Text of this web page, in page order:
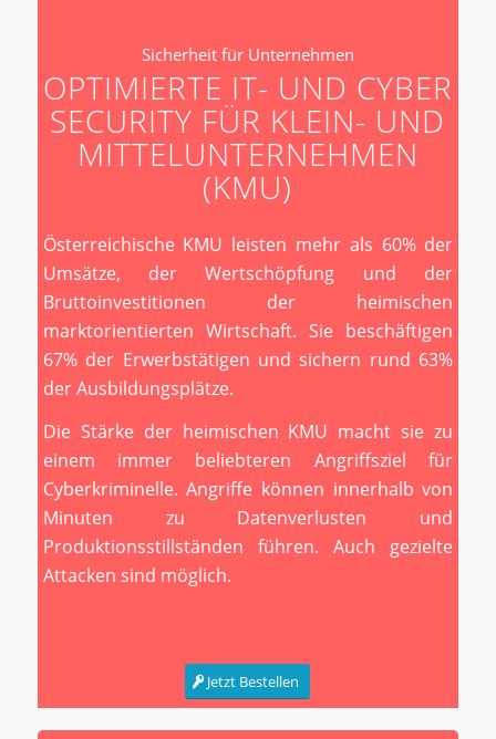
Sicherheit für Unternehmen
OPTIMIERTE IT- UND CYBER
SECURITY FÜR KLEIN- UND
MITTELUNTERNEHMEN
(KMU)
Österreichische KMU leisten mehr als 60% der
Umsätze, der Wertschöpfung und der
Bruttoinvestitionen der heimischen
marktorientierten Wirtschaft. Sie beschäftigen
67% der Erwerbstätigen und sichern rund 63%
der Ausbildungsplätze.
Die Stärke der heimischen KMU macht sie zu
einem immer beliebteren Angriffsziel für
Cyberkriminelle. Angriffe können innerhalb von
Minuten zu Datenverlusten und
Produktionsstillständen führen. Auch gezielte
Attacken sind möglich.
Jetzt Bestellen